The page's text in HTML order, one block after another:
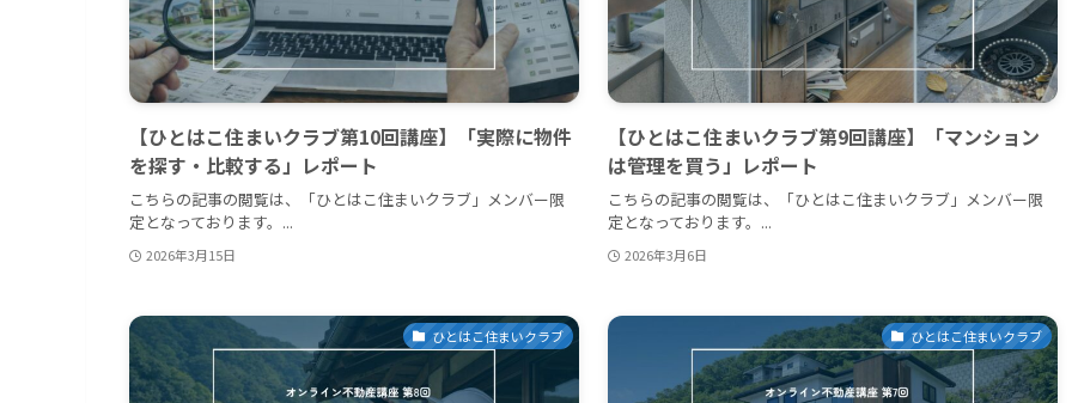
【ひとはこ住まいクラブ第10回講座】「実際に物件
を探す・比較する」レポート
こちらの記事の閲覧は、「ひとはこ住まいクラブ」メンバー限
定となっております。...
2026年3月15日
【ひとはこ住まいクラブ第9回講座】「マンション
は管理を買う」レポート
こちらの記事の閲覧は、「ひとはこ住まいクラブ」メンバー限
定となっております。...
2026年3月6日
ひとはこ住まいクラブ ひとはこ住まいクラブ